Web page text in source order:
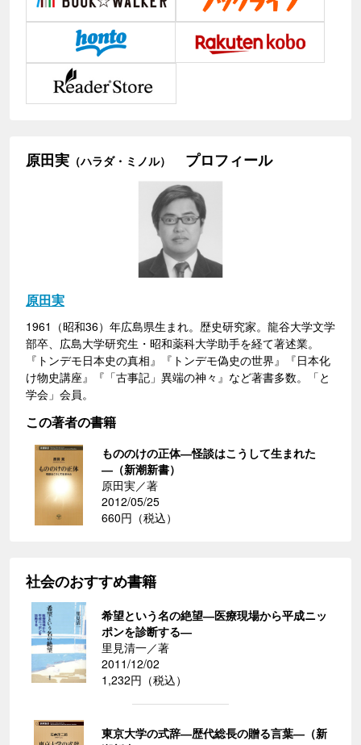
原田実 （ハラダ・ミノル） プロフィール
原田実
1961（昭和36）年広島県生まれ。歴史研究家。龍谷大学文学
部卒、広島大学研究生・昭和薬科大学助手を経て著述業。
『トンデモ日本史の真相』『トンデモ偽史の世界』『日本化
け物史講座』『「古事記」異端の神々』など著書多数。「と
学会」会員。
この著者の書籍
もののけの正体―怪談はこうして生まれた
―（新潮新書）
原田実／著
2012/05/25
660円（税込）
社会のおすすめ書籍
希望という名の絶望―医療現場から平成ニッ
ポンを診断する―
里見清一／著
2011/12/02
1,232円（税込）
東京大学の式辞―歴代総長の贈る言葉―（新